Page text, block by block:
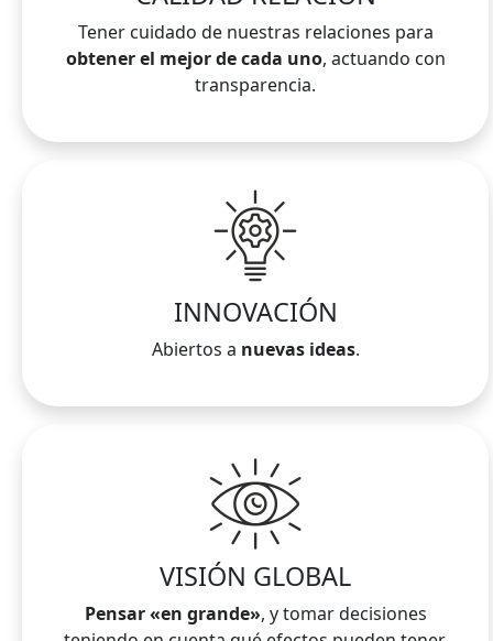
Tener cuidado de nuestras relaciones para
obtener el mejor de cada uno, actuando con
transparencia.
INNOVACIÓN
Abiertos a nuevas ideas.
VISIÓN GLOBAL
Pensar «en grande», y tomar decisiones